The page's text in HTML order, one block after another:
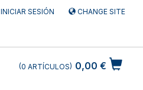
INICIAR SESIÓN CHANGE SITE
0,00 €
0 ARTÍCULOS